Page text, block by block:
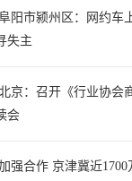
阳市颍州区：网约车
失主
京：召开《行业协会
会
强合作 京津冀近1700